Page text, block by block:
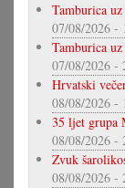
Tamburica
07/08/2026 -
Tamburica
07/08/2026 -
Hrvatski
08/08/2026 -
35 ljet grupa
08/08/2026 -
Zvuk
08/08/2026 -